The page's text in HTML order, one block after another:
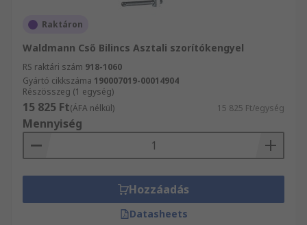
Raktáron
Waldmann Cső Bilincs Asztali szorítókengyel
RS raktári szám 918-1060
Gyártó cikkszáma 190007019-00014904
Részösszeg (1 egység)
15 825 Ft(ÁFA nélkül) 15 825 Ft/egység
Mennyiség
Hozzáadás
Datasheets